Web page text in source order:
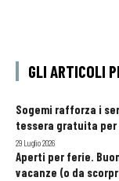
GLI ARTICOLI
Sogemi rafforza i
tessera gratuita per
29 Luglio 2026
Aperti per ferie.
vacanze (o da